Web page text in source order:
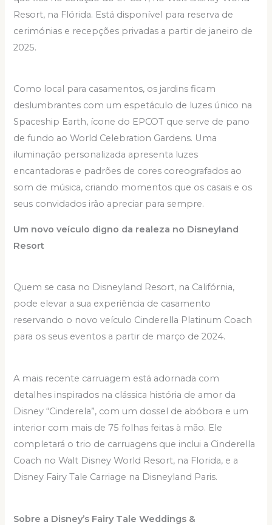
Resort, na Flórida. Está disponível para reserva de
cerimónias e recepções privadas a partir de janeiro de
2025.
Como local para casamentos, os jardins ficam
deslumbrantes com um espetáculo de luzes único na
Spaceship Earth, ícone do EPCOT que serve de pano
de fundo ao World Celebration Gardens. Uma
iluminação personalizada apresenta luzes
encantadoras e padrões de cores coreografados ao
som de música, criando momentos que os casais e os
seus convidados irão apreciar para sempre.
Um novo veículo digno da realeza no Disneyland
Resort
Quem se casa no Disneyland Resort, na Califórnia,
pode elevar a sua experiência de casamento
reservando o novo veículo Cinderella Platinum Coach
para os seus eventos a partir de março de 2024.
A mais recente carruagem está adornada com
detalhes inspirados na clássica história de amor da
Disney “Cinderela”, com um dossel de abóbora e um
interior com mais de 75 folhas feitas à mão. Ele
completará o trio de carruagens que inclui a Cinderella
Coach no Walt Disney World Resort, na Florida, e a
Disney Fairy Tale Carriage na Disneyland Paris.
Sobre a Disney’s Fairy Tale Weddings &